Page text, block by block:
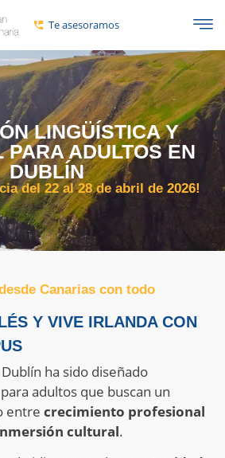
Te asesoramos
LINGÜÍSTICA Y
PARA ADULTOS EN
DUBLÍN
del 22 al 28 de abril de 2026!
Canarias con todo
Y VIVE IRLANDA CON
ha sido diseñado
adultos que buscan un
entre crecimiento profesional
cultural.